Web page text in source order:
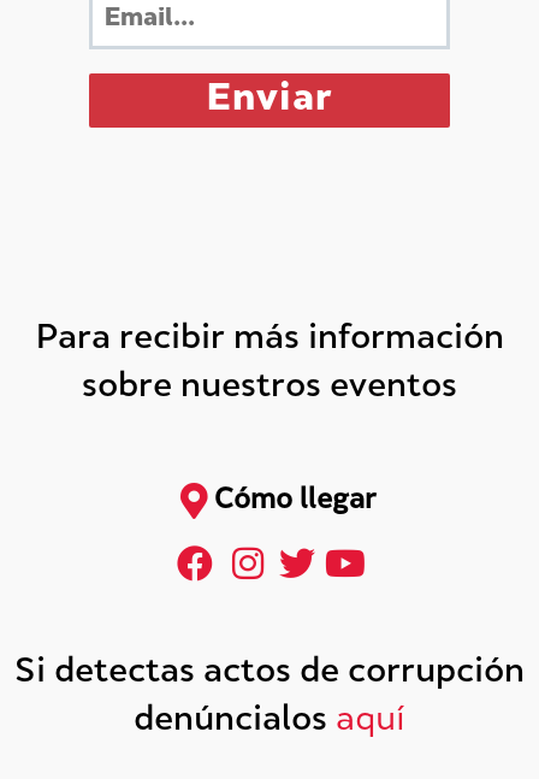
Para recibir más información
sobre nuestros eventos
Cómo llegar
Si detectas actos de corrupción
denúncialos aquí